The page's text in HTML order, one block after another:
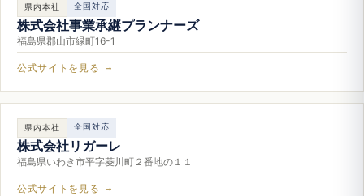
県内本社 全国対応
株式会社事業承継プランナーズ
福島県郡山市緑町16-1
公式サイトを見る →
県内本社 全国対応
株式会社リガーレ
福島県いわき市平字菱川町２番地の１１
公式サイトを見る →